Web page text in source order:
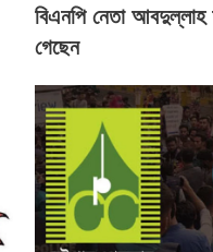
বিএনপি নেতা
গেছেন